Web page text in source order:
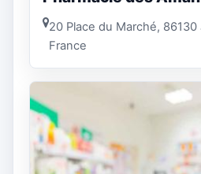
20 Place du Marché,
France